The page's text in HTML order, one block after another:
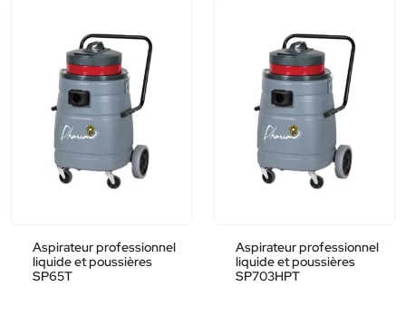
Aspirateur professionnel
liquide et poussières
SP65T
Aspirateur professionnel
liquide et poussières
SP703HPT